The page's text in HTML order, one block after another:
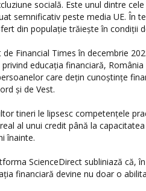
socială. Este unul dintre
semnificativ peste media UE. În
din populație trăiește în condiții
Financial Times în decembrie
educația financiară,
care dețin cunoștințe
și de Vest.
tineri le lipsesc competențele
al unui credit până la
înainte.
ScienceDirect subliniază că,
financiară devine nu doar o